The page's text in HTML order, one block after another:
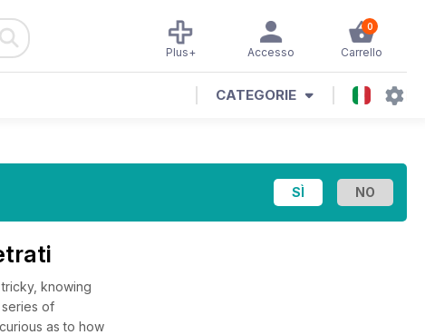
0
Carrello
Accesso
Plus+
CATEGORIE
knowing
of
as to how